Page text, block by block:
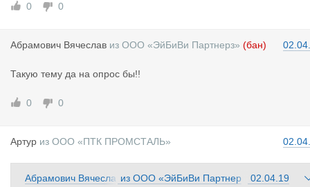
0 0
Абрамович Вячеслав из ООО «ЭйБиВи Партнерз» (бан)
Такую тему да на опрос бы!!
0 0
Артур из ООО «ПТК ПРОМСТАЛЬ»
Абрамович Вячесла из ООО «ЭйБиВи Партнер
02.04.19